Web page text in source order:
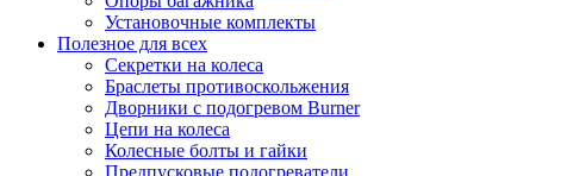
Установочные комплекты
Полезное для всех
Секретки на колеса
Браслеты противоскольжения
Дворники с подогревом Burner
Цепи на колеса
Колесные болты и гайки
Предпусковые подогреватели